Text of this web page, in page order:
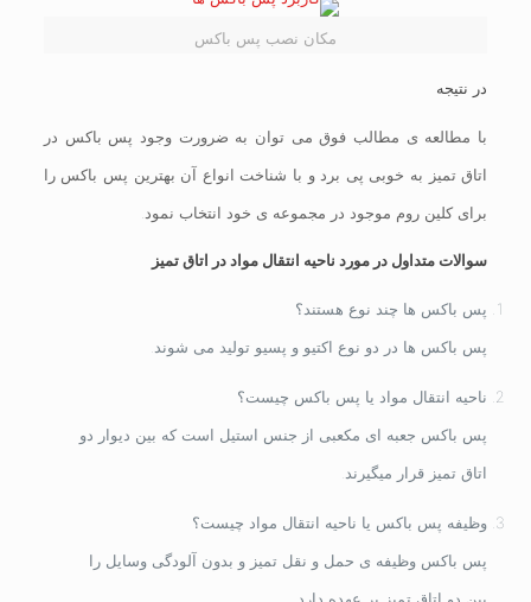
مکان نصب پس باکس
در نتیجه
با مطالعه ی مطالب فوق می توان به ضرورت وجود پس باکس در
اتاق تمیز به خوبی پی برد و با شناخت انواع آن بهترین پس باکس را
برای کلین روم موجود در مجموعه ی خود انتخاب نمود.
سوالات متداول در مورد ناحیه انتقال مواد در اتاق تمیز
پس باکس ها چند نوع هستند؟
پس باکس ها در دو نوع اکتیو و پسیو تولید می شوند.
ناحیه انتقال مواد یا پس باکس چیست؟
پس باکس جعبه ای مکعبی از جنس استیل است که بین دیوار دو
اتاق تمیز قرار میگیرند.
وظیفه پس باکس یا ناحیه انتقال مواد چیست؟
پس باکس وظیفه ی حمل و نقل تمیز و بدون آلودگی وسایل را